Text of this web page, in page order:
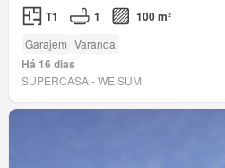
T1 1 100 m²
Garajem Varanda
Há 16 dias
SUPERCASA - WE SUM